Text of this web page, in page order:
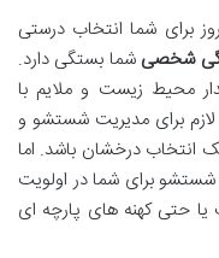
برای شما انتخاب درستی
شخصی شما بستگی دارد.
محیط زیست و ملایم با
برای مدیریت شستشو و
انتخاب درخشان باشد. اما
شستشو برای شما در اولویت
حتی کهنه های پارچه ای